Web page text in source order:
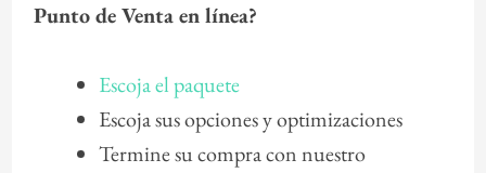
Punto de Venta en línea?
Escoja el paquete
Escoja sus opciones y optimizaciones
Termine su compra con nuestro